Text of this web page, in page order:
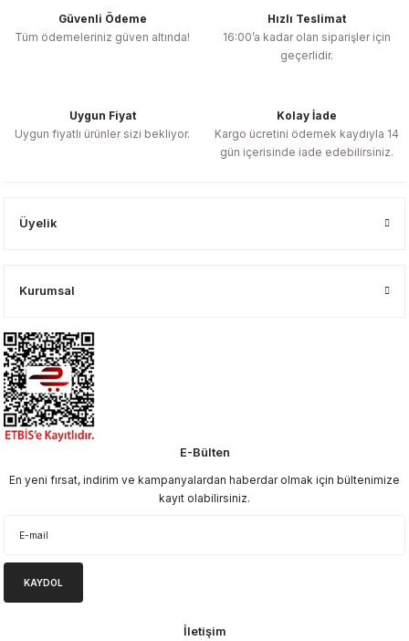
Güvenli Ödeme
Tüm ödemeleriniz güven altında!
Hızlı Teslimat
16:00’a kadar olan siparişler için
geçerlidir.
Uygun Fiyat
Uygun fiyatlı ürünler sizi bekliyor.
Kolay İade
Kargo ücretini ödemek kaydıyla 14
gün içerisinde iade edebilirsiniz.
Üyelik
Kurumsal
E-Bülten
En yeni fırsat, indirim ve kampanyalardan haberdar olmak için bültenimize
kayıt olabilirsiniz.
KAYDOL
İletişim